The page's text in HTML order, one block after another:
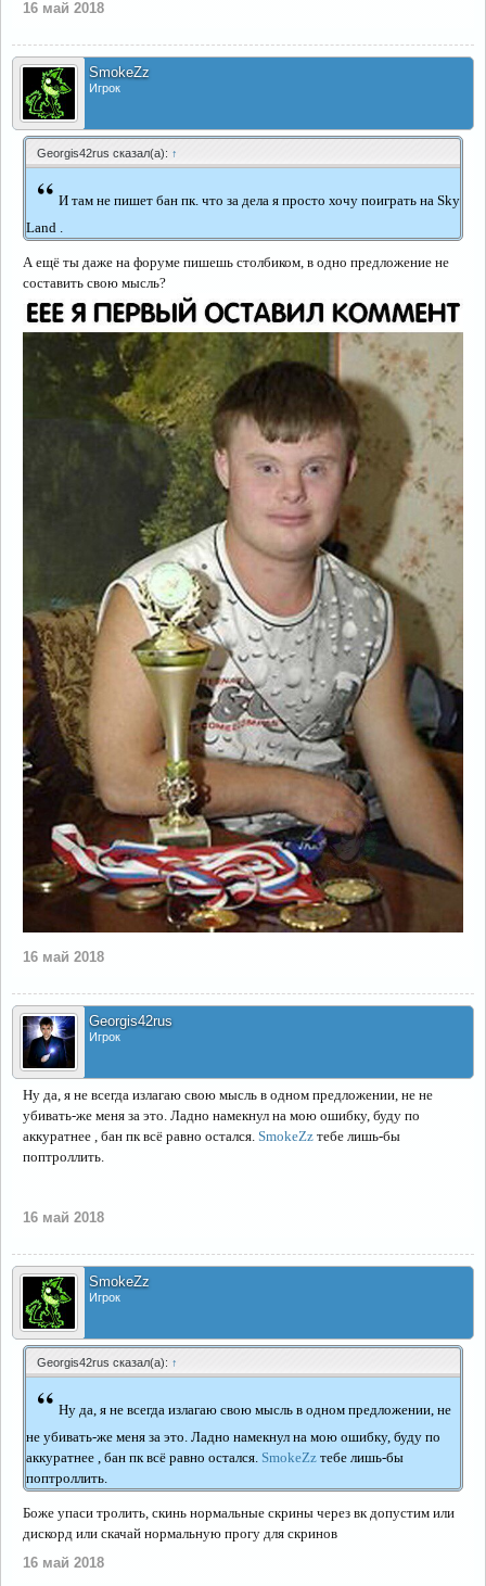
16 май 2018
SmokeZz
Игрок
Georgis42rus сказал(а): ↑
“ И там не пишет бан пк. что за дела я просто хочу поиграть на Sky
Land .
А ещё ты даже на форуме пишешь столбиком, в одно предложение не
составить свою мысль?
16 май 2018
Georgis42rus
Игрок
Ну да, я не всегда излагаю свою мысль в одном предложении, не не
убивать-же меня за это. Ладно намекнул на мою ошибку, буду по
аккуратнее , бан пк всё равно остался. SmokeZz тебе лишь-бы
поптроллить.
16 май 2018
SmokeZz
Игрок
Georgis42rus сказал(а): ↑
“ Ну да, я не всегда излагаю свою мысль в одном предложении, не
не убивать-же меня за это. Ладно намекнул на мою ошибку, буду по
аккуратнее , бан пк всё равно остался. SmokeZz тебе лишь-бы
поптроллить.
Боже упаси тролить, скинь нормальные скрины через вк допустим или
дискорд или скачай нормальную прогу для скринов
16 май 2018